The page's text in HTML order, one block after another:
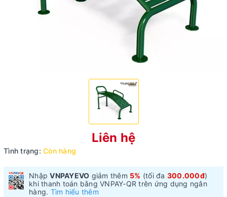
Liên hệ
Tình trạng: Còn hàng
NhậpVNPAYEVO giảm thêm 5% (tối đa 300.000đ)
khi thanh toán bằng VNPAY-QR trên ứng dụng ngân
hàng. Tìm hiểu thêm